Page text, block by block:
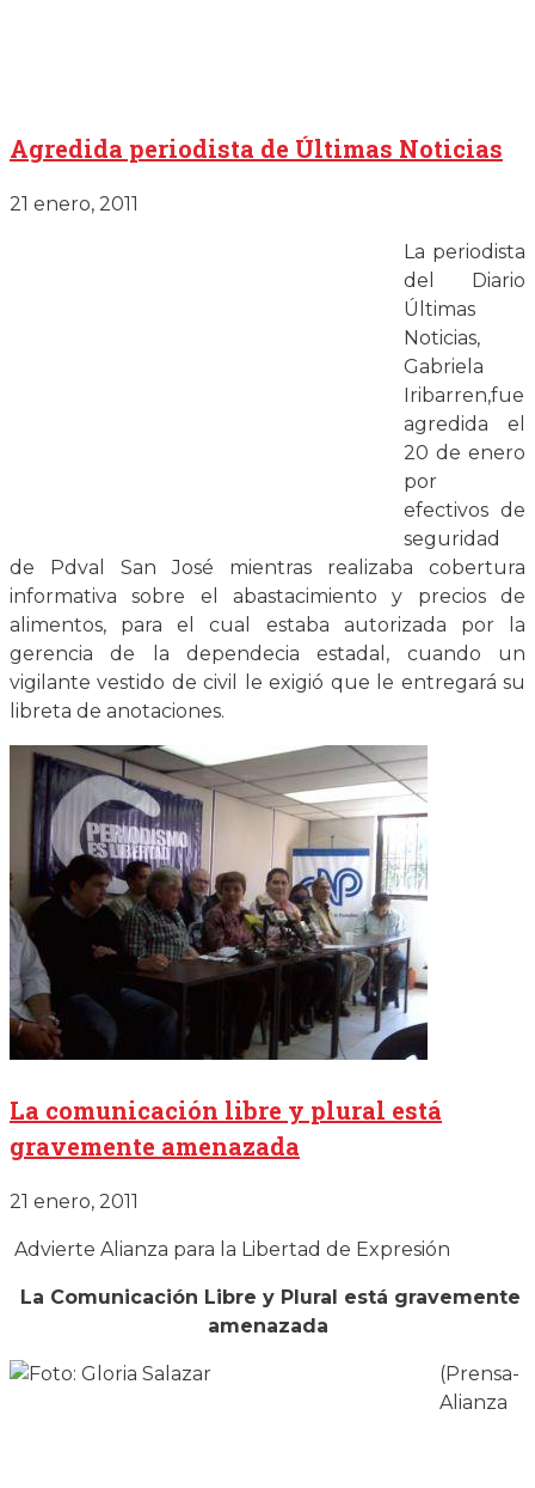
Agredida periodista de Últimas Noticias
21 enero, 2011
La periodista
del Diario
Últimas
Noticias,
Gabriela
Iribarren,fue
agredida el
20 de enero
por
efectivos de
seguridad
de Pdval San José mientras realizaba cobertura
informativa sobre el abastacimiento y precios de
alimentos, para el cual estaba autorizada por la
gerencia de la dependecia estadal, cuando un
vigilante vestido de civil le exigió que le entregará su
libreta de anotaciones.
La comunicación libre y plural está
gravemente amenazada
21 enero, 2011
Advierte Alianza para la Libertad de Expresión
La Comunicación Libre y Plural está gravemente
amenazada
(Prensa-
Alianza